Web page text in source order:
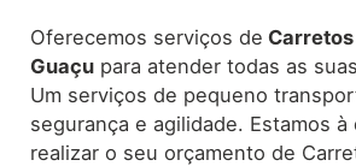
Oferecemos serviços de Carretos
Guaçu para atender todas as
Um serviços de pequeno
segurança e agilidade. Estamos à
realizar o seu orçamento de